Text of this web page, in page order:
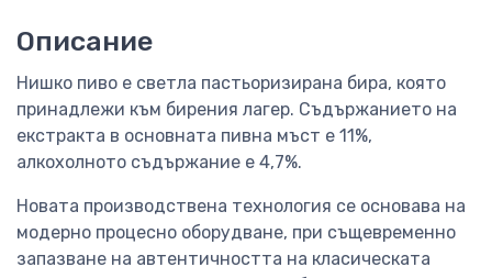
Описание
Нишко пиво е светла пастьоризирана бира, която
принадлежи към бирения лагер. Съдържанието на
екстракта в основната пивна мъст е 11%,
алкохолното съдържание е 4,7%.
Новата производствена технология се основава на
модерно процесно оборудване, при същевременно
запазване на автентичността на класическата